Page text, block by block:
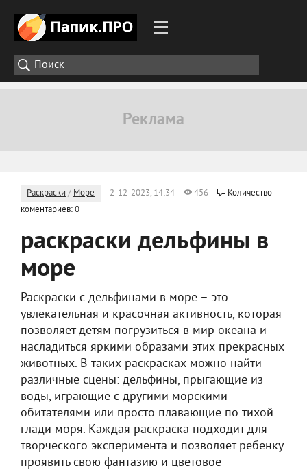
Раскраски / Море 2-12-2023, 14:34 456
Количество
коментариев: 0
раскраски дельфины в
море
Раскраски с дельфинами в море – это
увлекательная и красочная активность, которая
позволяет детям погрузиться в мир океана и
насладиться яркими образами этих прекрасных
животных. В таких раскрасках можно найти
различные сцены: дельфины, прыгающие из
воды, играющие с другими морскими
обитателями или просто плавающие по тихой
глади моря. Каждая раскраска подходит для
творческого эксперимента и позволяет ребенку
проявить свою фантазию и цветовое